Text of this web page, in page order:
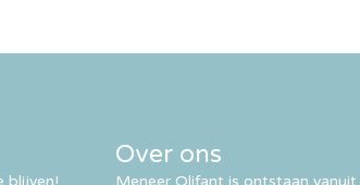
blijven!
Over ons
Meneer Olifant is ontstaan vanuit